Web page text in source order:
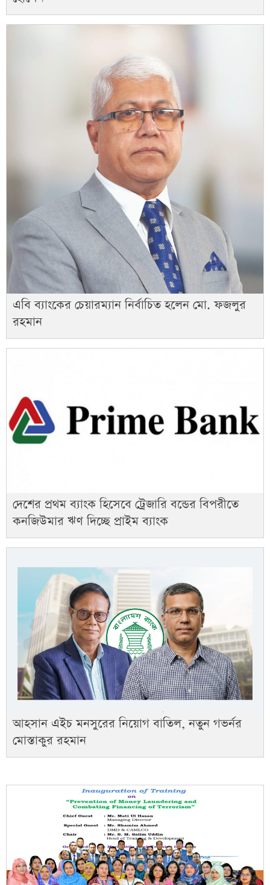
এবি ব্যাংকের চেয়ারম্যান নির্বাচিত হলেন মো. ফজলুর
রহমান
দেশের প্রথম ব্যাংক হিসেবে ট্রেজারি বন্ডের বিপরীতে
কনজিউমার ঋণ দিচ্ছে প্রাইম ব্যাংক
আহসান এইচ মনসুরের নিয়োগ বাতিল, নতুন গভর্নর
মোস্তাকুর রহমান